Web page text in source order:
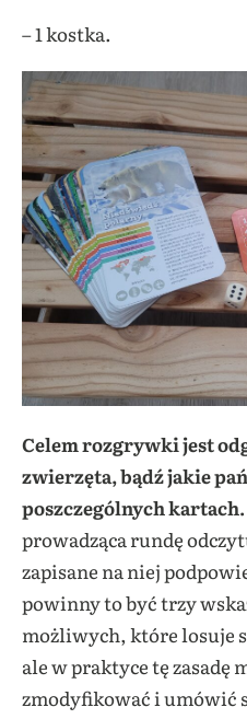
– 1 kostka.
Celem rozgrywki jest
zwierzęta, bądź jakie
poszczególnych kartach.
prowadząca rundę
zapisane na niej
powinny to być trzy
możliwych, które losuje
ale w praktyce tę zasadę
zmodyfikować i umówić